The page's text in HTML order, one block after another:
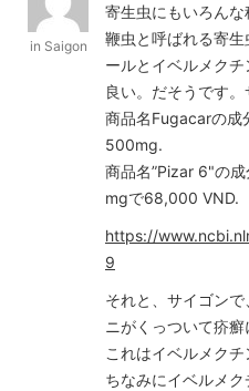
in Saigon
寄生虫にもいろんな
鞭虫と呼ばれる寄
ールとイベルメク
良い。だそうです。
商品名Fugacarの成
500mg.
商品名”Pizar 6"の
mgで68,000 VND.
https://
9
それと、サイゴン
ニがくっついて疥癬
これはイベルメクチ
ちなみにイベルメ